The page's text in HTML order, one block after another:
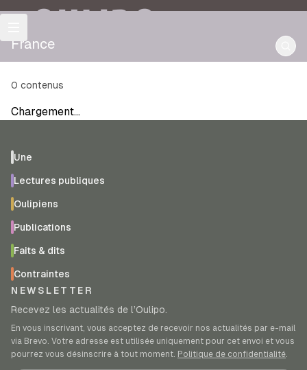
OULIPO
France
0 contenus
Chargement…
Une
Lectures publiques
Oulipiens
Publications
Faits & dits
Contraintes
NEWSLETTER
Recevez les actualités de l’Oulipo.
En vous inscrivant, vous acceptez de recevoir nos actualités par e-mail
via Brevo. Votre adresse est utilisée uniquement pour cet envoi et vous
pourrez vous désinscrire à tout moment. Politique de confidentialité.